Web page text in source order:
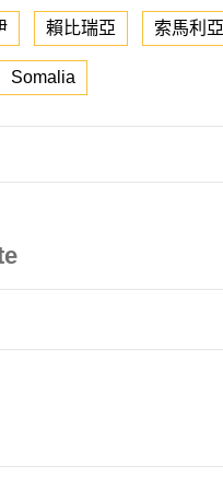
賴比瑞亞 索馬利亞
Somalia